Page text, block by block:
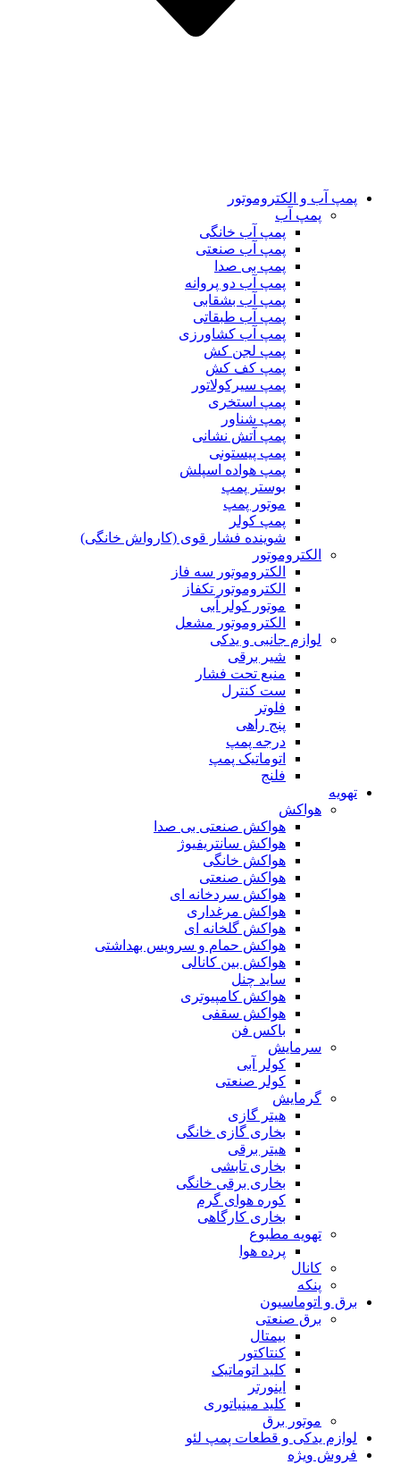
پمپ آب و الکتروموتور
پمپ آب
پمپ آب خانگی
پمپ آب صنعتی
پمپ بی صدا
پمپ آب دو پروانه
پمپ آب بشقابی
پمپ آب طبقاتی
پمپ آب کشاورزی
پمپ لجن کش
پمپ کف کش
پمپ سیرکولاتور
پمپ استخری
پمپ شناور
پمپ آتش نشانی
پمپ پیستونی
پمپ هواده اسپلش
بوستر پمپ
موتور پمپ
پمپ کولر
شوینده فشار قوی (کارواش خانگی)
الکتروموتور
الکتروموتور سه فاز
الکتروموتور تکفاز
موتور کولر آبی
الکتروموتور مشعل
لوازم جانبی و یدکی
شیر برقی
منبع تحت فشار
ست کنترل
فلوتر
پنج راهی
درجه پمپ
اتوماتیک پمپ
فلنج
تهویه
هواکش
هواکش صنعتی بی صدا
هواکش سانتریفیوژ
هواکش خانگی
هواکش صنعتی
هواکش سردخانه ای
هواکش مرغداری
هواکش گلخانه ای
هواکش حمام و سرویس بهداشتی
هواکش بین کانالی
ساید چنل
هواکش کامپیوتری
هواکش سقفی
باکس فن
سرمایش
کولر آبی
کولر صنعتی
گرمایش
هیتر گازی
بخاری گازی خانگی
هیتر برقی
بخاری تابشی
بخاری برقی خانگی
کوره هوای گرم
بخاری کارگاهی
تهویه مطبوع
پرده هوا
کانال
پنکه
برق و اتوماسیون
برق صنعتی
بیمتال
کنتاکتور
کلید اتوماتیک
اینورتر
کلید مینیاتوری
موتور برق
لوازم یدکی و قطعات پمپ لئو
فروش ویژه